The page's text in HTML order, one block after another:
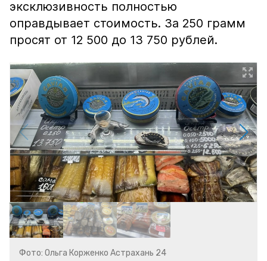
эксклюзивность полностью
оправдывает стоимость. За 250 грамм
просят от 12 500 до 13 750 рублей.
Фото: Ольга Корженко Астрахань 24